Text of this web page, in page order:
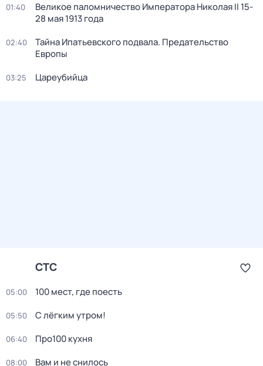
01:40
Великое паломничество Императора Николая II 15-
28 мая 1913 года
02:40
Тайна Ипатьевского подвала. Предательство
Европы
03:25 Цареубийца
СТС
05:00 100 мест, гдe поеcть
05:50 С лёгким утром!
06:40 Про100 кухня
08:00 Вам и не снилось